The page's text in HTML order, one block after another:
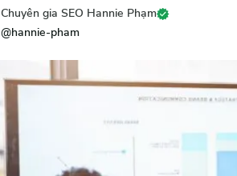
Chuyên gia SEO Hannie Phạm
@hannie-pham